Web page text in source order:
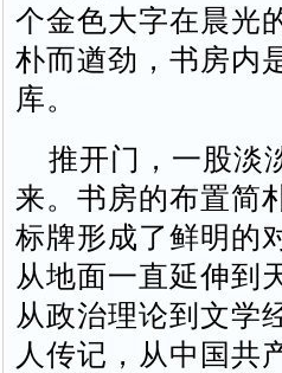
个金色大字在晨光
朴而遒劲，书房内
库。
推开门，一股淡
来。书房的布置简
标牌形成了鲜明的
从地面一直延伸到
从政治理论到文学
人传记，从中国共